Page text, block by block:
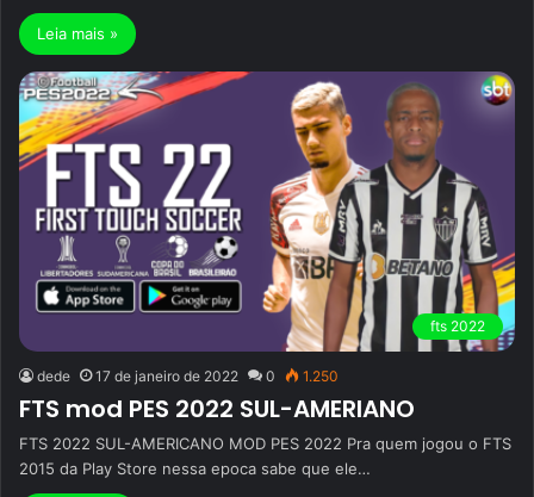
Leia mais »
fts 2022
dede 17 de janeiro de 2022 0 1.250
FTS mod PES 2022 SUL-AMERIANO
FTS 2022 SUL-AMERICANO MOD PES 2022 Pra quem jogou o FTS
2015 da Play Store nessa epoca sabe que ele…